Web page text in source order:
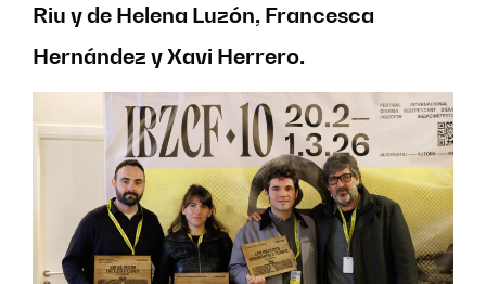
Riu y de Helena Luzón, Francesca
Hernández y Xavi Herrero.